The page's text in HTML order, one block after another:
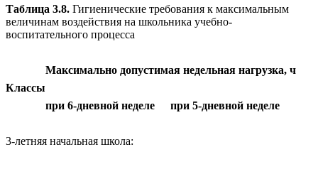
Таблица 3.8. Гигиенические требования к максимальным
величинам воздействия на школьника учебно-
воспитательного процесса
Классы
Максимально допустимая недельная нагрузка, ч
при 6-дневной неделе при 5-дневной неделе
3-летняя начальная школа: